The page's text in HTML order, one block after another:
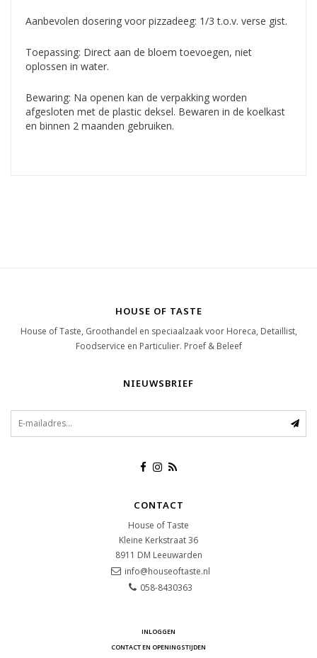
Aanbevolen dosering voor pizzadeeg: 1/3 t.o.v. verse gist.
Toepassing: Direct aan de bloem toevoegen, niet
oplossen in water.
Bewaring: Na openen kan de verpakking worden
afgesloten met de plastic deksel. Bewaren in de koelkast
en binnen 2 maanden gebruiken.
HOUSE OF TASTE
House of Taste, Groothandel en speciaalzaak voor Horeca, Detaillist,
Foodservice en Particulier. Proef & Beleef
NIEUWSBRIEF
CONTACT
House of Taste
Kleine Kerkstraat 36
8911 DM Leeuwarden
info@houseoftaste.nl
058-8430363
INLOGGEN
CONTACT EN OPENINGSTIJDEN